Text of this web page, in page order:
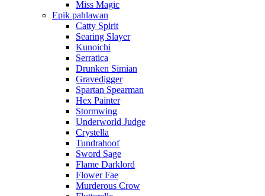
Miss Magic
Epik pahlawan
Catty Spirit
Searing Slayer
Kunoichi
Serratica
Drunken Simian
Gravedigger
Spartan Spearman
Hex Painter
Stormwing
Underworld Judge
Crystella
Tundrahoof
Sword Sage
Flame Darklord
Flower Fae
Murderous Crow